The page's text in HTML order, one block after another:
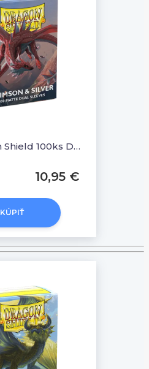
Obal Dragon Shield 100ks DUAL MATTE - Crimson & Silver
10,95 €
KÚPIŤ